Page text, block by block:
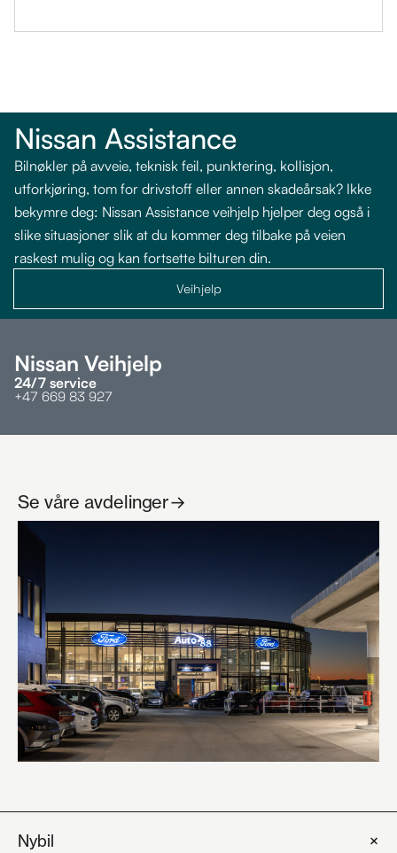
Nissan Assistance
Bilnøkler på avveie, teknisk feil, punktering, kollisjon,
utforkjøring, tom for drivstoff eller annen skadeårsak? Ikke
bekymre deg: Nissan Assistance veihjelp hjelper deg også i
slike situasjoner slik at du kommer deg tilbake på veien
raskest mulig og kan fortsette bilturen din.
Veihjelp
Nissan Veihjelp
24/7 service
+47 669 83 927
Se våre avdelinger→
Nybil +